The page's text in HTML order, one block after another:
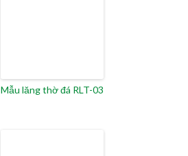
Mẫu lăng thờ đá RLT-03